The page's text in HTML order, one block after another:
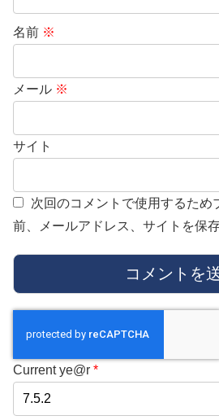
名前 ※
メール ※
サイト
次回のコメントで使用するため
前、メールアドレス、サイトを保存
Current ye@r *